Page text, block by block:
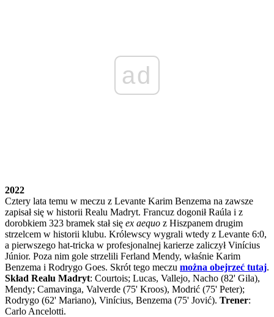
ad
2022
Cztery lata temu w meczu z Levante Karim Benzema na zawsze
zapisał się w historii Realu Madryt. Francuz dogonił Raúla i z
dorobkiem 323 bramek stał się ex aequo z Hiszpanem drugim
strzelcem w historii klubu. Królewscy wygrali wtedy z Levante 6:0,
a pierwszego hat-tricka w profesjonalnej karierze zaliczył Vinícius
Júnior. Poza nim gole strzelili Ferland Mendy, właśnie Karim
Benzema i Rodrygo Goes. Skrót tego meczu można obejrzeć tutaj.
Skład Realu Madryt: Courtois; Lucas, Vallejo, Nacho (82' Gila),
Mendy; Camavinga, Valverde (75' Kroos), Modrić (75' Peter);
Rodrygo (62' Mariano), Vinícius, Benzema (75' Jović). Trener:
Carlo Ancelotti.